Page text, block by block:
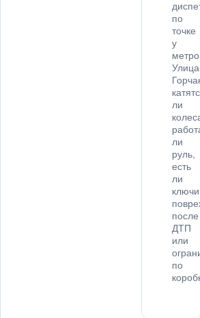
по
точке
у
метро
Улица
ли
ли
руль,
есть
ли
ключи,
после
ДТП
или
по